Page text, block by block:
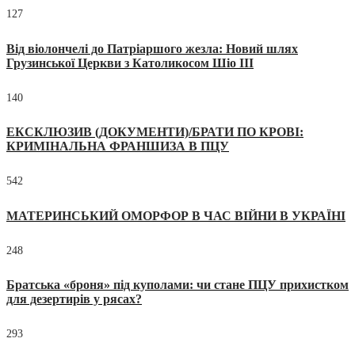
127
Від віолончелі до Патріаршого жезла: Новий шлях
Грузинської Церкви з Католикосом Шіо III
140
ЕКСКЛЮЗИВ (ДОКУМЕНТИ)/БРАТИ ПО КРОВІ:
КРИМІНАЛЬНА ФРАНШИЗА В ПЦУ
542
МАТЕРИНСЬКИЙ ОМОРФОР В ЧАС ВІЙНИ В УКРАЇНІ
248
Братська «броня» під куполами: чи стане ПЦУ прихистком
для дезертирів у рясах?
293